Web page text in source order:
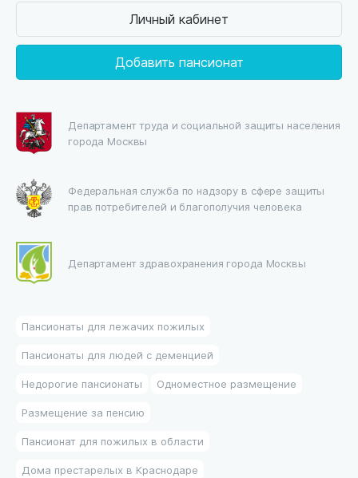
Личный кабинет
Добавить пансионат
Департамент труда и социальной защиты населения
города Москвы
Федеральная служба по надзору в сфере защиты
прав потребителей и благополучия человека
Департамент здравохранения города Москвы
Пансионаты для лежачих пожилых
Пансионаты для людей с деменцией
Недорогие пансионаты Одноместное размещение
Размещение за пенсию
Пансионат для пожилых в области
Дома престарелых в Краснодаре